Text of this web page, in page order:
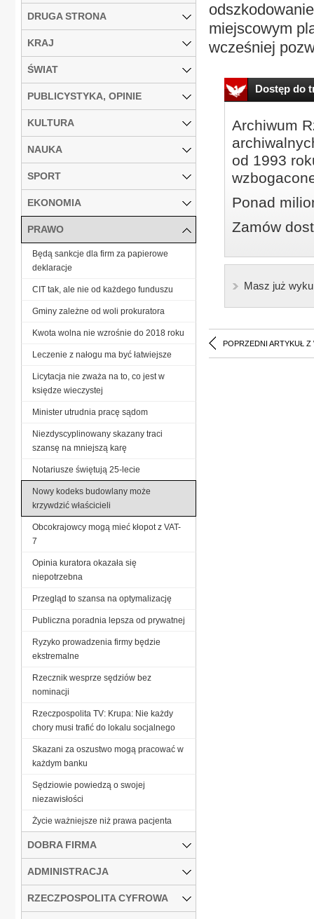
miejscowym
wcześniej
Dostęp do
Archiwum
od 1993
Ponad
Zamów
Masz już
POPRZEDNI ARTYKUŁ Z
DRUGA STRONA
KRAJ
ŚWIAT
PUBLICYSTYKA, OPINIE
KULTURA
NAUKA
SPORT
EKONOMIA
PRAWO
Będą sankcje dla firm za papierowe
deklaracje
CIT tak, ale nie od każdego funduszu
Gminy zależne od woli prokuratora
Kwota wolna nie wzrośnie do 2018 roku
Leczenie z nałogu ma być łatwiejsze
Licytacja nie zważa na to, co jest w
księdze wieczystej
Minister utrudnia pracę sądom
Niezdyscyplinowany skazany traci
szansę na mniejszą karę
Notariusze świętują 25-lecie
Nowy kodeks budowlany może
krzywdzić właścicieli
Obcokrajowcy mogą mieć kłopot z VAT-
7
Opinia kuratora okazała się
niepotrzebna
Przegląd to szansa na optymalizację
Publiczna poradnia lepsza od prywatnej
Ryzyko prowadzenia firmy będzie
ekstremalne
Rzecznik wesprze sędziów bez
nominacji
Rzeczpospolita TV: Krupa: Nie każdy
chory musi trafić do lokalu socjalnego
Skazani za oszustwo mogą pracować w
każdym banku
Sędziowie powiedzą o swojej
niezawisłości
Życie ważniejsze niż prawa pacjenta
DOBRA FIRMA
ADMINISTRACJA
RZECZPOSPOLITA CYFROWA